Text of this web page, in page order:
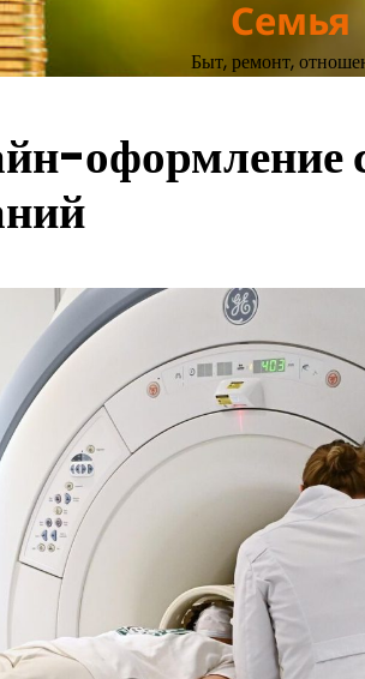
Семья
Быт, ремонт,
оформление